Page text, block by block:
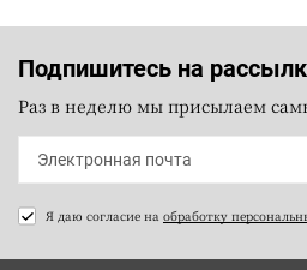
Подпишитесь на
Раз в неделю мы присылаем
Я даю согласие на обработку